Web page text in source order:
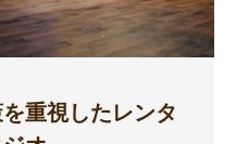
重視したレンタ